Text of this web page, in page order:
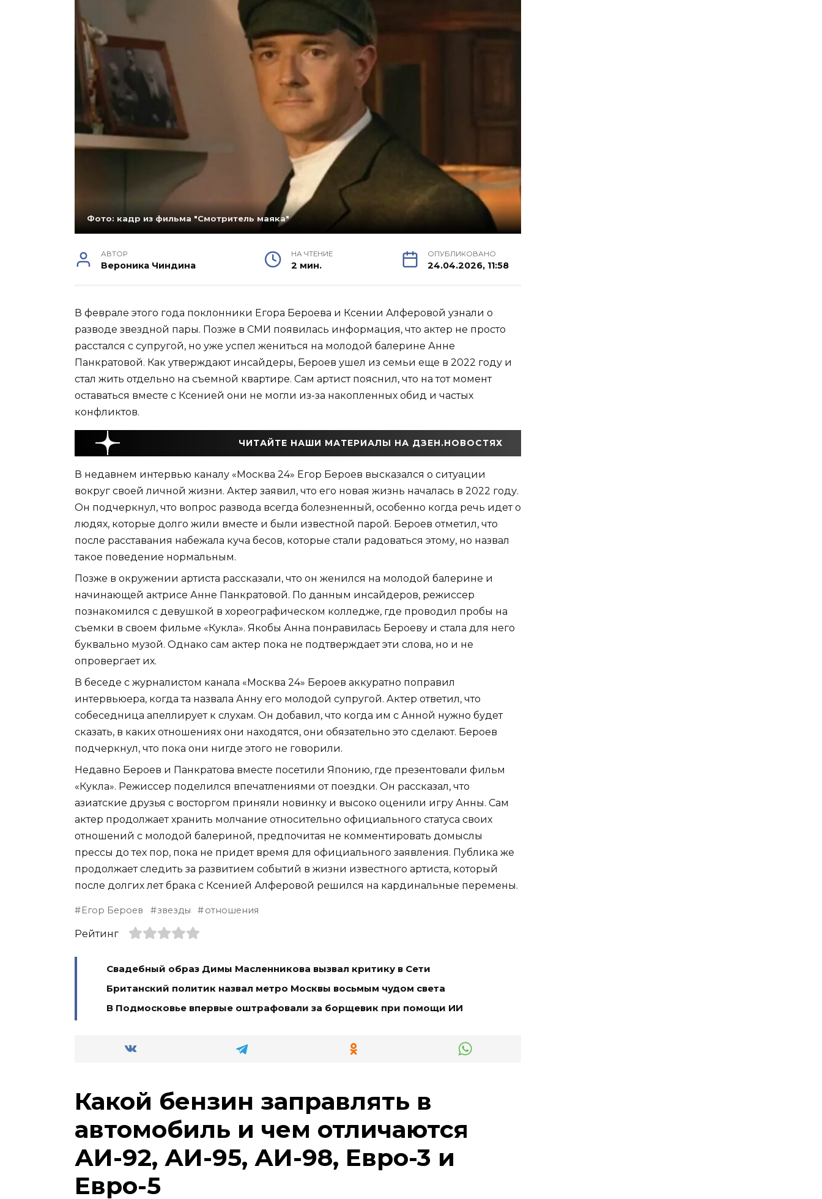
Фото: кадр из фильма "Смотритель маяка"
АВТОР
Вероника Чиндина
НА ЧТЕНИЕ
2 мин.
ОПУБЛИКОВАНО
24.04.2026, 11:58
В феврале этого года поклонники Егора Бероева и Ксении Алферовой узнали о
разводе звездной пары. Позже в СМИ появилась информация, что актер не просто
расстался с супругой, но уже успел жениться на молодой балерине Анне
Панкратовой. Как утверждают инсайдеры, Бероев ушел из семьи еще в 2022 году и
стал жить отдельно на съемной квартире. Сам артист пояснил, что на тот момент
оставаться вместе с Ксенией они не могли из-за накопленных обид и частых
конфликтов.
ЧИТАЙТЕ НАШИ МАТЕРИАЛЫ НА ДЗЕН.НОВОСТЯХ
В недавнем интервью каналу «Москва 24» Егор Бероев высказался о ситуации
вокруг своей личной жизни. Актер заявил, что его новая жизнь началась в 2022 году.
Он подчеркнул, что вопрос развода всегда болезненный, особенно когда речь идет о
людях, которые долго жили вместе и были известной парой. Бероев отметил, что
после расставания набежала куча бесов, которые стали радоваться этому, но назвал
такое поведение нормальным.
Позже в окружении артиста рассказали, что он женился на молодой балерине и
начинающей актрисе Анне Панкратовой. По данным инсайдеров, режиссер
познакомился с девушкой в хореографическом колледже, где проводил пробы на
съемки в своем фильме «Кукла». Якобы Анна понравилась Бероеву и стала для него
буквально музой. Однако сам актер пока не подтверждает эти слова, но и не
опровергает их.
В беседе с журналистом канала «Москва 24» Бероев аккуратно поправил
интервьюера, когда та назвала Анну его молодой супругой. Актер ответил, что
собеседница апеллирует к слухам. Он добавил, что когда им с Анной нужно будет
сказать, в каких отношениях они находятся, они обязательно это сделают. Бероев
подчеркнул, что пока они нигде этого не говорили.
Недавно Бероев и Панкратова вместе посетили Японию, где презентовали фильм
«Кукла». Режиссер поделился впечатлениями от поездки. Он рассказал, что
азиатские друзья с восторгом приняли новинку и высоко оценили игру Анны. Сам
актер продолжает хранить молчание относительно официального статуса своих
отношений с молодой балериной, предпочитая не комментировать домыслы
прессы до тех пор, пока не придет время для официального заявления. Публика же
продолжает следить за развитием событий в жизни известного артиста, который
после долгих лет брака с Ксенией Алферовой решился на кардинальные перемены.
Егор Бероев звезды отношения
Рейтинг
Свадебный образ Димы Масленникова вызвал критику в Сети
Британский политик назвал метро Москвы восьмым чудом света
В Подмосковье впервые оштрафовали за борщевик при помощи ИИ
Какой бензин заправлять в
автомобиль и чем отличаются
АИ-92, АИ-95, АИ-98, Евро-3 и
Евро-5